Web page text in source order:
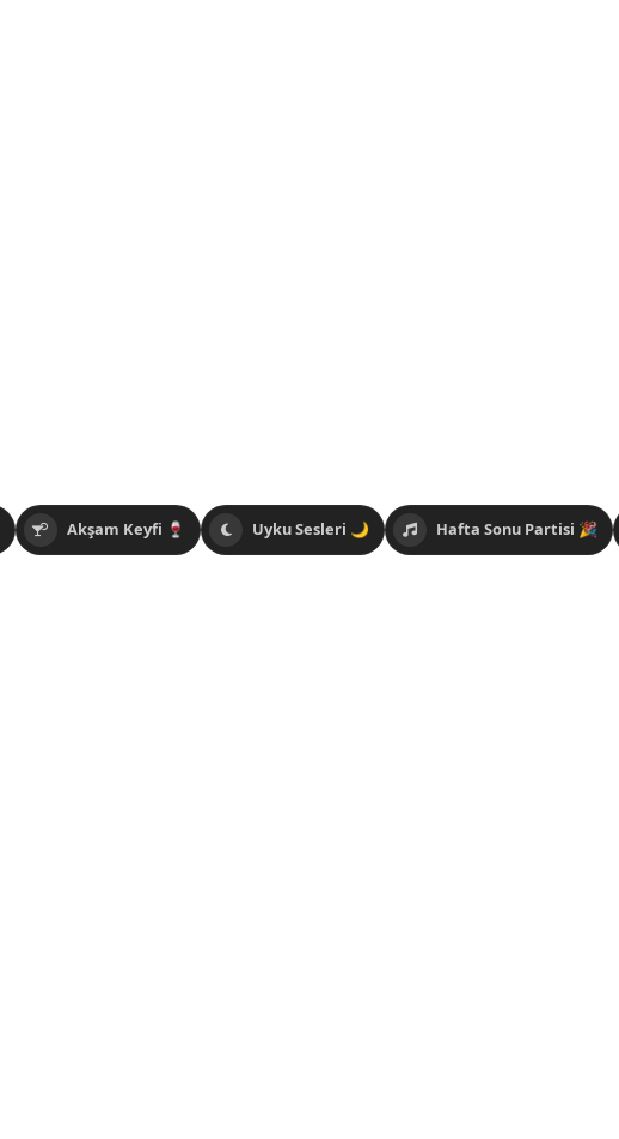
Akşam Keyfi 🍷 Uyku Sesleri 🌙 Hafta Sonu Partisi 🎉